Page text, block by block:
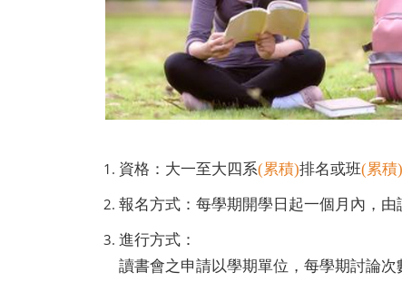
資格：大一至大四系(累積)排名或班(累積)
報名方式：每學期開學日起一個月內，
進行方式：
讀書會之申請以學期單位，每學期討論